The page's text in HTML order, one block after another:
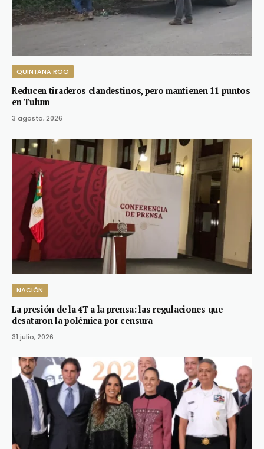
QUINTANA ROO
Reducen tiraderos clandestinos, pero mantienen 11 puntos
en Tulum
3 agosto, 2026
NACIÓN
La presión de la 4T a la prensa: las regulaciones que
desataron la polémica por censura
31 julio, 2026